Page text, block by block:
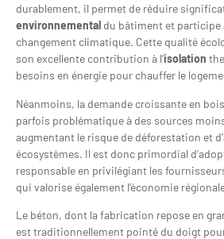
durablement, il permet de réduire
environnemental du bâtiment et participe
changement climatique. Cette qualité
son excellente contribution à l’isolation
besoins en énergie pour chauffer le
Néanmoins, la demande croissante en
parfois problématique à des sources
augmentant le risque de déforestation et
écosystèmes. Il est donc primordial
responsable en privilégiant les
qui valorise également l’économie
Le béton, dont la fabrication repose en
est traditionnellement pointé du doigt